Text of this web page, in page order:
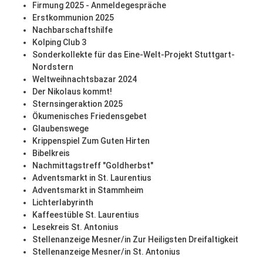
Firmung 2025 - Anmeldegespräche
Erstkommunion 2025
Nachbarschaftshilfe
Kolping Club 3
Sonderkollekte für das Eine-Welt-Projekt Stuttgart-
Nordstern
Weltweihnachtsbazar 2024
Der Nikolaus kommt!
Sternsingeraktion 2025
Ökumenisches Friedensgebet
Glaubenswege
Krippenspiel Zum Guten Hirten
Bibelkreis
Nachmittagstreff "Goldherbst"
Adventsmarkt in St. Laurentius
Adventsmarkt in Stammheim
Lichterlabyrinth
Kaffeestüble St. Laurentius
Lesekreis St. Antonius
Stellenanzeige Mesner/in Zur Heiligsten Dreifaltigkeit
Stellenanzeige Mesner/in St. Antonius